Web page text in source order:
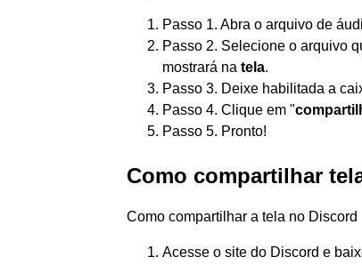
Passo 1. Abra o arquivo de
Passo 2. Selecione o arquivo
mostrará na tela.
Passo 3. Deixe habilitada a
Passo 4. Clique em "
Passo 5. Pronto!
Como compartilhar
Como compartilhar a tela no Discord
Acesse o site do Discord e